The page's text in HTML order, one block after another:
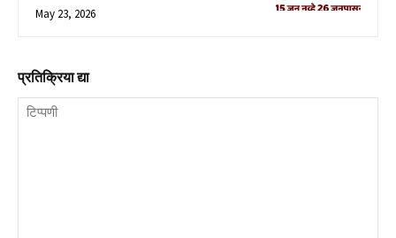
May 23, 2026
प्रतिक्रिया द्या